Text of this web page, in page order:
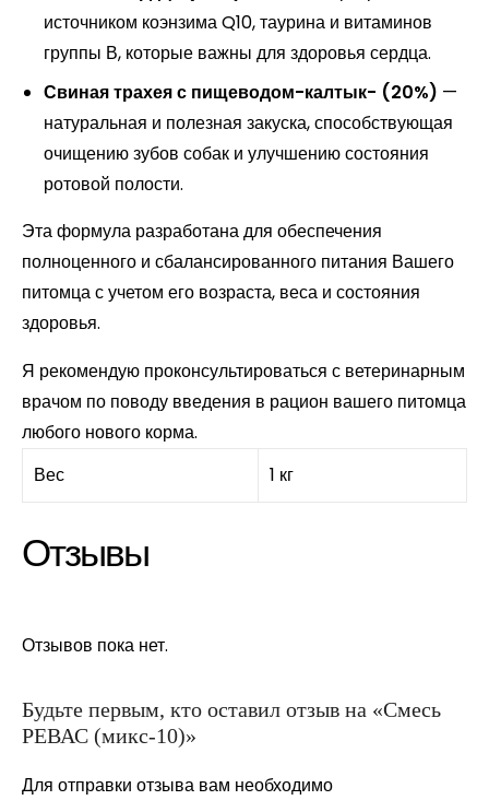
источником коэнзима Q10, таурина и витаминов
группы В, которые важны для здоровья сердца.
Свиная трахея с пищеводом-калтык- (20%) —
натуральная и полезная закуска, способствующая
очищению зубов собак и улучшению состояния
ротовой полости.
Эта формула разработана для обеспечения
полноценного и сбалансированного питания Вашего
питомца с учетом его возраста, веса и состояния
здоровья.
Я рекомендую проконсультироваться с ветеринарным
врачом по поводу введения в рацион вашего питомца
любого нового корма.
Вес
1 кг
Отзывы
Отзывов пока нет.
Будьте первым, кто оставил отзыв на «Смесь
РЕВАС (микс-10)»
Для отправки отзыва вам необходимо